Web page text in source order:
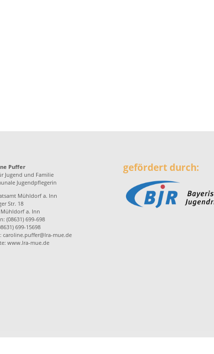
Puffer
Jugend und Familie
Jugendpflegerin
Mühldorf a. Inn
Str. 18
Mühldorf a. Inn
(08631) 699-698
699-15698
caroline.puffer@lra-mue.de
www.lra-mue.de
gefördert durch: